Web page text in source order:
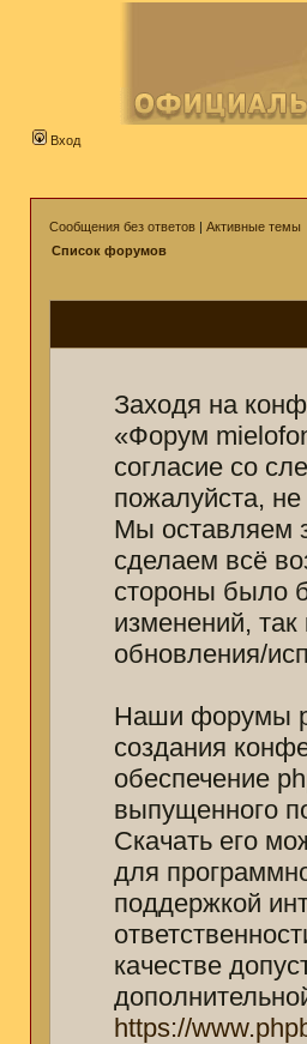
Вход
Сообщения без ответов | Активные темы
Список форумов
Заходя на
«Форум
согласие со
пожалуйста,
Мы оставляем
сделаем всё
стороны было
изменений,
обновления/
Наши форумы
создания
обеспечение
выпущенного
Скачать его
для
поддержкой
качестве
https://